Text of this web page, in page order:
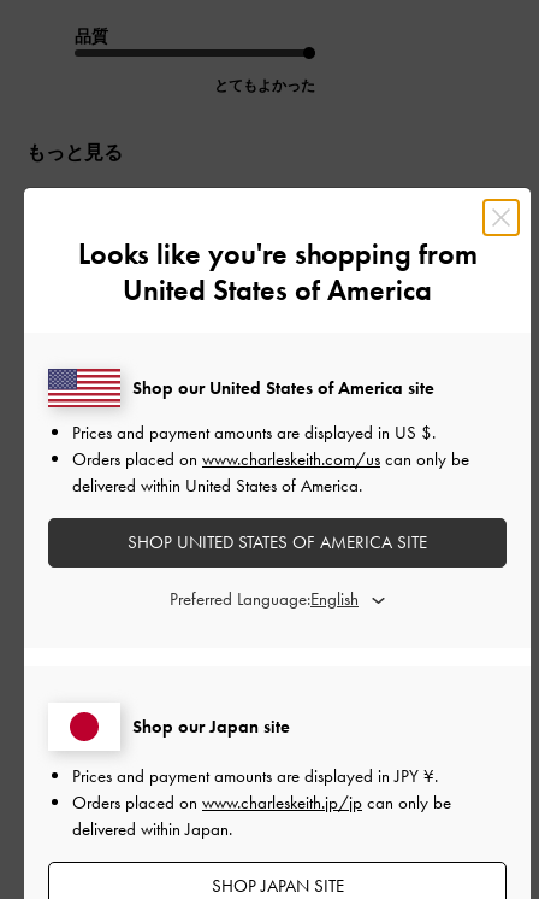
品質
とてもよかった
もっと見る
0
Ví nhỏ xinh dã man
カラー:
品質
とてもよかった
もっと見る
日本語に翻訳する
Looks like you're shopping from
United States of America
Shop our Japan site
Prices and payment amounts are displayed inJPY ¥.
Orders placed on www.charleskeith.jp/jp can only be
delivered within Japan.
SHOP JAPAN SITE
Shop our United States of America site
Prices and payment amounts are displayed in US $.
Orders placed on www.charleskeith.com/us can only be
delivered within United States of America.
SHOP UNITED STATES OF AMERICA SITE
Preferred Language: